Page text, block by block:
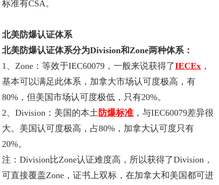
标准有CSA。
北美防爆认证体系
北美防爆认证体系分为Division和Zone两种体系：
1、Zone：等效于IEC60079，一般来说获得了IECEx ，
基本可以满足此体系，加拿大市场认可度极高，有
80%，但美国市场认可度极低，只有20%。
2、Division：美国的本土 防爆标准，与IEC60079差异很
大。美国认可度极高，占80%，加拿大认可度只有
20%。
注：Division比Zone认证难度高，所以获得了Division，
可直接覆盖Zone，证书上双标，在加拿大和美国都可进